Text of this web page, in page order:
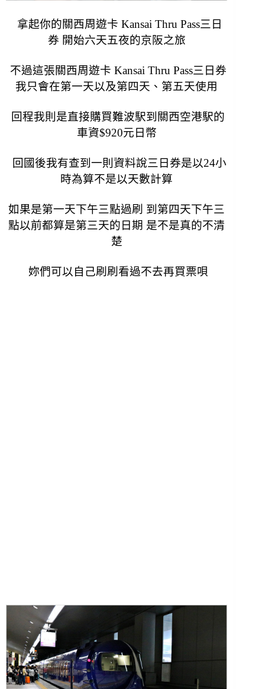
拿起你的關西周遊卡 Kansai Thru Pass三日
券 開始六天五夜的京阪之旅
不過這張關西周遊卡 Kansai Thru Pass三日券
我只會在第一天以及第四天、第五天使用
回程我則是直接購買難波駅到關西空港駅的
車資$920元日幣
回國後我有查到一則資料說三日券是以24小
時為算不是以天數計算
如果是第一天下午三點過刷 到第四天下午三
點以前都算是第三天的日期 是不是真的不清
楚
妳們可以自己刷刷看過不去再買票唄